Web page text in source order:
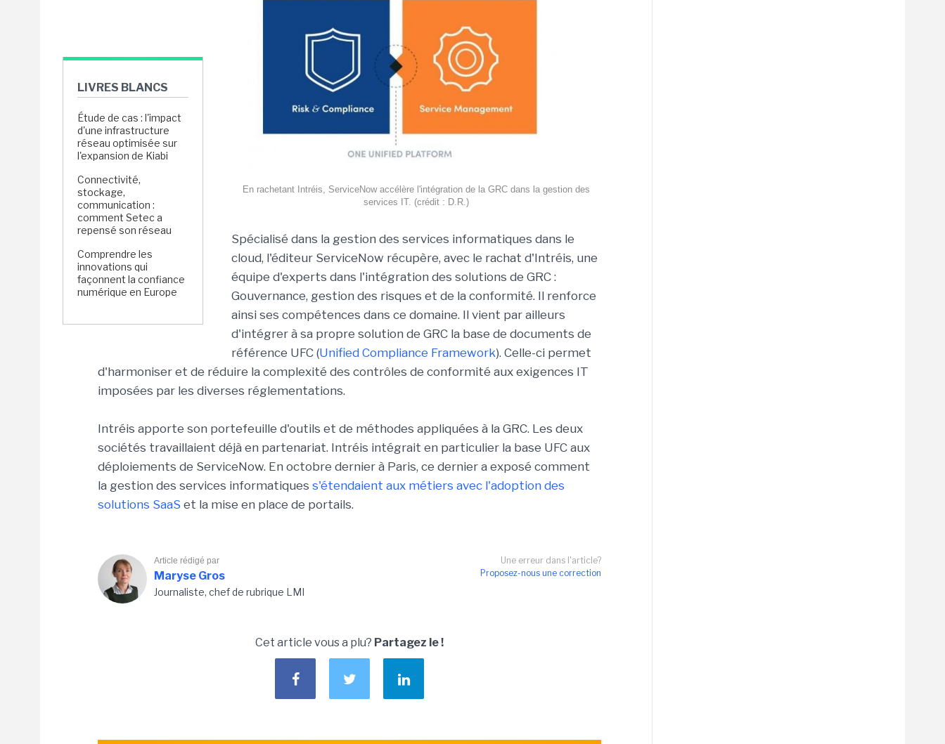
LIVRES BLANCS
Étude de cas : l'impact
d'une infrastructure
réseau optimisée sur
l'expansion de Kiabi
Connectivité,
stockage,
communication :
comment Setec a
repensé son réseau
Comprendre les
innovations qui
façonnent la confiance
numérique en Europe
En rachetant Intréis, ServiceNow accélère l'intégration de la GRC dans la gestion des
services IT. (crédit : D.R.)
Spécialisé dans la gestion des services informatiques dans le
cloud, l'éditeur ServiceNow récupère, avec le rachat d'Intréis, une
équipe d'experts dans l'intégration des solutions de GRC :
Gouvernance, gestion des risques et de la conformité. Il renforce
ainsi ses compétences dans ce domaine. Il vient par ailleurs
d'intégrer à sa propre solution de GRC la base de documents de
référence UFC (Unified Compliance Framework). Celle-ci permet
d'harmoniser et de réduire la complexité des contrôles de conformité aux exigences IT
imposées par les diverses réglementations.
Intréis apporte son portefeuille d'outils et de méthodes appliquées à la GRC. Les deux
sociétés travaillaient déjà en partenariat. Intréis intégrait en particulier la base UFC aux
déploiements de ServiceNow. En octobre dernier à Paris, ce dernier a exposé comment
la gestion des services informatiques s'étendaient aux métiers avec l'adoption des
solutions SaaS et la mise en place de portails.
Une erreur dans l'article?
Proposez-nous une correction
Article rédigé par
Maryse Gros
Journaliste, chef de rubrique LMI
Cet article vous a plu? Partagez le !